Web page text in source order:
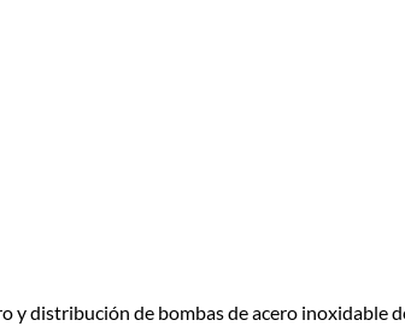
y distribución de bombas de acero inoxidable